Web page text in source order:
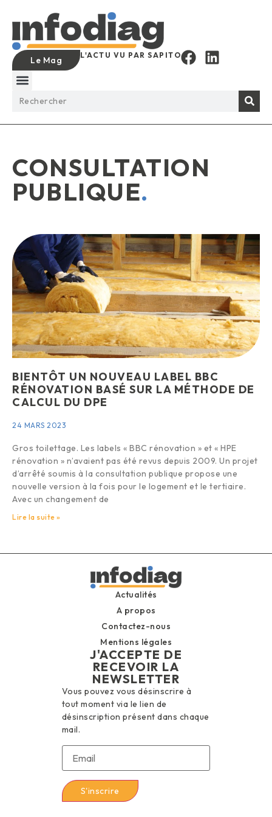
Le Mag L'ACTU VU PAR SAPITO
CONSULTATION
PUBLIQUE.
BIENTÔT UN NOUVEAU LABEL BBC
RÉNOVATION BASÉ SUR LA MÉTHODE DE
CALCUL DU DPE
24 MARS 2023
Gros toilettage. Les labels « BBC rénovation » et « HPE
rénovation » n’avaient pas été revus depuis 2009. Un projet
d’arrêté soumis à la consultation publique propose une
nouvelle version à la fois pour le logement et le tertiaire.
Avec un changement de
Lire la suite »
Actualités
A propos
Contactez-nous
Mentions légales
J'ACCEPTE DE
RECEVOIR LA
NEWSLETTER
Vous pouvez vous désinscrire à
tout moment via le lien de
désinscription présent dans chaque
mail.